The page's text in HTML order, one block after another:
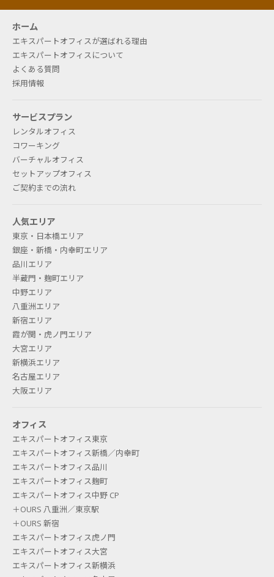
ホーム
エキスパートオフィスが選ばれる理由
エキスパートオフィスについて
よくある質問
採用情報
サービスプラン
レンタルオフィス
コワーキング
バーチャルオフィス
セットアップオフィス
ご契約までの流れ
人気エリア
東京・日本橋エリア
銀座・新橋・内幸町エリア
品川エリア
半蔵門・麹町エリア
中野エリア
八重洲エリア
新宿エリア
霞が関・虎ノ門エリア
大宮エリア
新横浜エリア
名古屋エリア
大阪エリア
オフィス
エキスパートオフィス東京
エキスパートオフィス新橋／内幸町
エキスパートオフィス品川
エキスパートオフィス麹町
エキスパートオフィス中野 CP
＋OURS 八重洲／東京駅
＋OURS 新宿
エキスパートオフィス虎ノ門
エキスパートオフィス大宮
エキスパートオフィス新横浜